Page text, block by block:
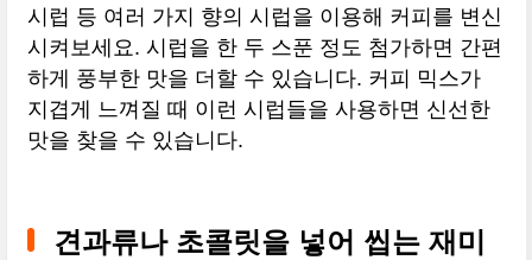
시럽 등 여러 가지 향의 시럽을 이용해 커피를 변신
시켜보세요. 시럽을 한 두 스푼 정도 첨가하면 간편
하게 풍부한 맛을 더할 수 있습니다. 커피 믹스가
지겹게 느껴질 때 이런 시럽들을 사용하면 신선한
맛을 찾을 수 있습니다.
견과류나 초콜릿을 넣어 씹는 재미